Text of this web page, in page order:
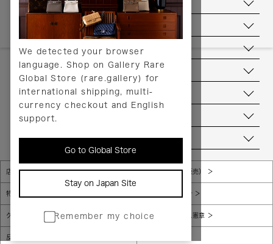
We detected your browser
language. Shop on Gallery Rare
Global Store (rare.gallery) for
international shipping, multi-
currency checkout and English
support.
Go to Global Store
Stay on Japan Site
Remember my choice
配送について
送料について
返品について
ヘルプ
お問い合わせ
当店について
店舗一覧 販売規約（店頭販売）
特定商取引法に基づく表示 個人情報保護方針
グローバルプライバシーポリシー コンプライアンス憲章
反社会的勢力に対する基本方針